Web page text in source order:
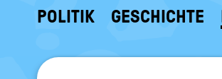
POLITIK GESCHICHTE